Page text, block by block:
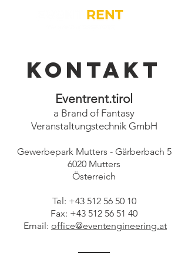
Kontakt
Eventrent.tirol
a Brand of Fantasy
Veranstaltungstechnik GmbH
Gewerbepark Mutters - Gärberbach 5
6020 Mutters
Österreich
Tel: +43 512 56 50 10
Fax: +43 512 56 51 40
Email: office@eventengineering.at